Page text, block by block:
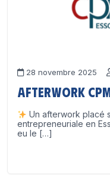
28 novembre 2025
Afterwork
Un afterwork placé
entrepreneuriale en
eu le […]